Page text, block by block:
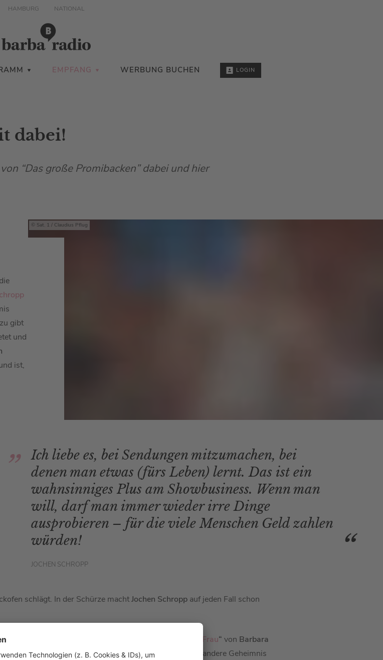
HAMBURG NATIONAL
EMPFANG WERBUNG BUCHEN LOGIN
dabei!
“Das große Promibacken” dabei und hier
Sat. 1 / Claudius Pflug
gibt
und
ist,
Ich liebe es, bei Sendungen mitzumachen, bei
denen man etwas (fürs Leben) lernt. Das ist ein
wahnsinniges Plus am Showbusiness. Wenn man
will, darf man immer wieder irre Dinge
ausprobieren – für die viele Menschen Geld zahlen
würden!
JOCHEN SCHROPP
schlägt. In der Schürze machtJochen Schropp auf jeden Fall schon
hört euch doch den Podcast Mit den Waffeln einer Frau“ von Barbara
Schöneberger vonJochen Schropp
das ein oder andere Geheimnis